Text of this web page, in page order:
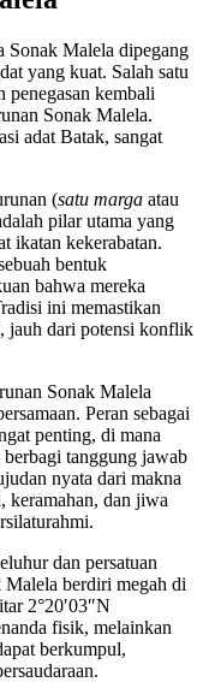
Sonak Malela dipegang
yang kuat. Salah satu
penegasan kembali
Sonak Malela.
adat Batak, sangat
(satu marga atau
pilar utama yang
ikatan kekerabatan.
bentuk
bahwa mereka
ini memastikan
jauh dari potensi konflik
Sonak Malela
Peran sebagai
penting, di mana
tanggung jawab
nyata dari makna
keramahan, dan jiwa
dan persatuan
Malela berdiri megah di
2°20′03″N
fisik, melainkan
berkumpul,